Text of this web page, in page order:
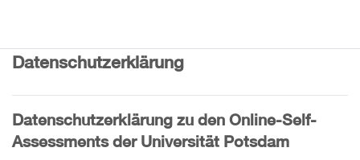
Datenschutzerklärung
Datenschutzerklärung zu den Online-Self-
Assessments der Universität Potsdam